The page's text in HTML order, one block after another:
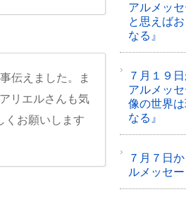
伝えました。ま
リエルさんも気
くお願いします
アルメッ
と思えば
なる』
７月１９
アルメッ
像の世界
なる』
７月７日
ルメッセ